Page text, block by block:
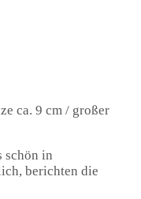
ca. 9 cm / großer
schön in
berichten die